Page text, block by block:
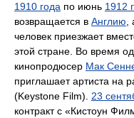
1910 года по июнь 1912
возвращается в Англию ,
человек приезжает
этой стране. Во время
кинопродюсер Мак
приглашает артиста на
(Keystone Film). 23
контракт с «Кистоун